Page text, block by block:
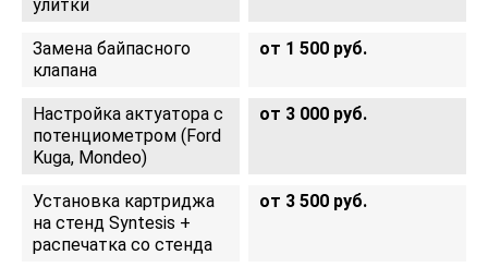
улитки
Замена байпасного
клапана
от 1 500 руб.
Настройка актуатора с
потенциометром (Ford
Kuga, Mondeo)
от 3 000 руб.
Установка картриджа
на стенд Syntesis +
распечатка со стенда
от 3 500 руб.